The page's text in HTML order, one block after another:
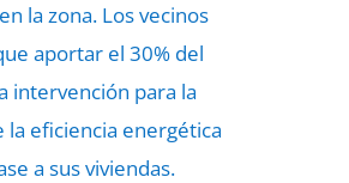
la zona. Los vecinos
aportar el 30% del
intervención para la
la eficiencia energética
a sus viviendas.